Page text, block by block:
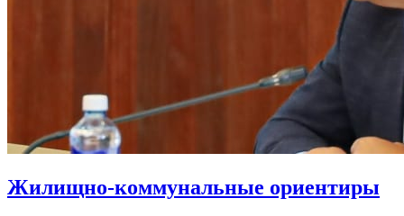
Жилищно-коммунальные ориентиры